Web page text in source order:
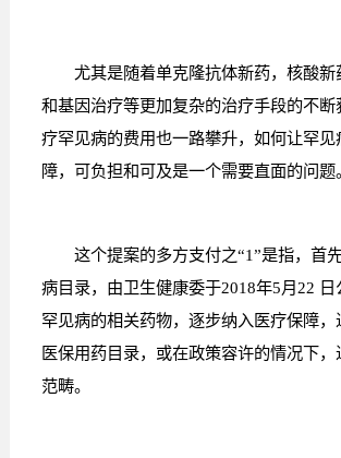
尤其是随着单克隆抗体新药，核酸新
和基因治疗等更加复杂的治疗手段的不断
疗罕见病的费用也一路攀升，如何让罕见
障，可负担和可及是一个需要直面的问题
这个提案的多方支付之“1”是指，首
病目录，由卫生健康委于2018年5月22 日
罕见病的相关药物，逐步纳入医疗保障，
医保用药目录，或在政策容许的情况下，
范畴。